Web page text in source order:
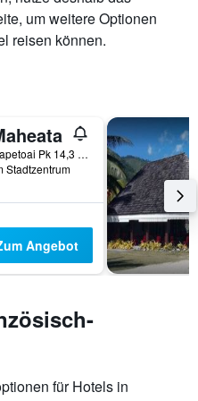
um weitere Optionen
reisen können.
Pihaena Papetoai Pk 14,3 Côté Mer, 9872, Temae, Französisch-Polynesien
Stadtzentrum
Angebot
für Hotels in